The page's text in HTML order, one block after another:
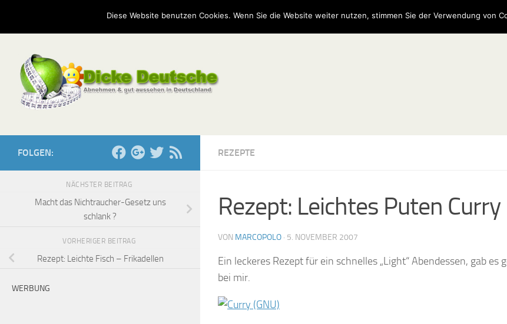
Kontakt Serien Umfragen
REZEPTE
Rezept: Leichtes Puten Curry
VON MARCOPOLO · 5. NOVEMBER 2007
Ein leckeres Rezept für ein schnelles „Light“ Abendessen, gab es
bei mir.
FOLGEN:
NÄCHSTER BEITRAG
Macht das Nichtraucher-Gesetz uns
schlank ?
VORHERIGER BEITRAG
Rezept: Leichte Fisch – Frikadellen
WERBUNG
Diese Website benutzen Cookies. Wenn Sie die Website weiter nutzen, stimmen Sie der Verwendung von